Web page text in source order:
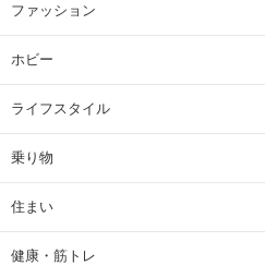
ファッション
ホビー
ライフスタイル
乗り物
住まい
健康・筋トレ